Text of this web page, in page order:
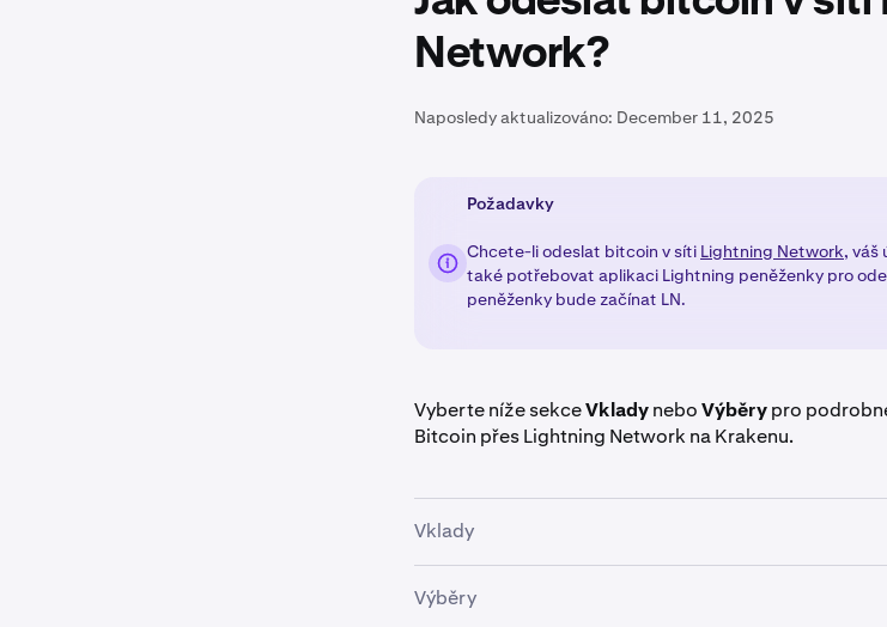
Network?
Naposledy aktualizováno: December 11, 2025
Požadavky
Chcete-li odeslat bitcoin v síti Lightning Network, váš
také potřebovat aplikaci Lightning peněženky pro
peněženky bude začínat LN.
Vyberte níže sekceVkladyneboVýběrypro
Bitcoin přes Lightning Network na Krakenu.
Vklady
1 Jakmile se přihlásíte ke svému účtu Kraken,
Výběry